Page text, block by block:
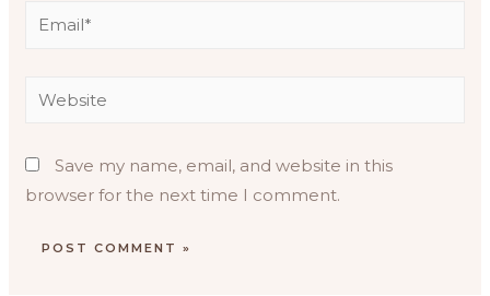
Save my name, email, and website in this
browser for the next time I comment.